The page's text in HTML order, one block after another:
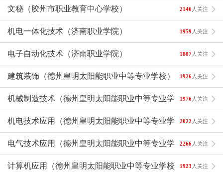
文秘（胶州市职业教育中心学校） 2146 人关注
机电一体化技术（济南职业学院） 1959 人关注
电子自动化技术（济南职业学院） 1807 人关注
建筑装饰（德州皇明太阳能职业中等专业学校） 1926 人关注
机械制造技术（德州皇明太阳能职业中等专业学校）
1976 人关注
机电技术应用（德州皇明太阳能职业中等专业学校）
2022 人关注
电气技术应用（德州皇明太阳能职业中等专业学校）
2266 人关注
计算机应用（德州皇明太阳能职业中等专业学校）1923 人关注